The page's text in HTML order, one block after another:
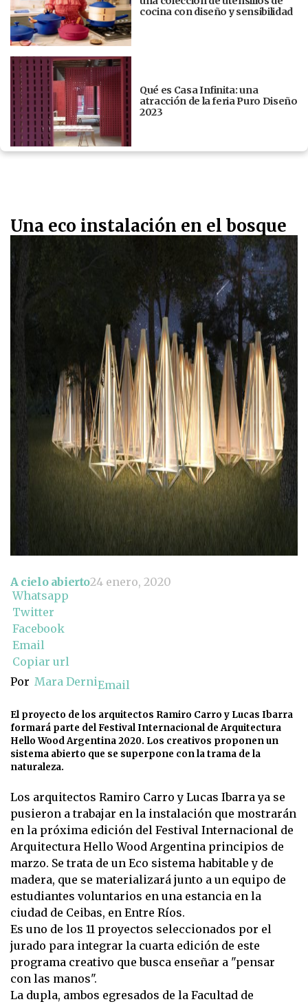
cocina con diseño y sensibilidad
Qué es Casa Infinita: una
atracción de la feria Puro Diseño
2023
Una eco instalación en el bosque
A cielo abierto24 enero, 2020
Whatsapp
Twitter
Facebook
Email
Copiar url
Por Mara DerniEmail
El proyecto de los arquitectos Ramiro Carro y Lucas Ibarra
formará parte del Festival Internacional de Arquitectura
Hello Wood Argentina 2020. Los creativos proponen un
sistema abierto que se superpone con la trama de la
naturaleza.
Los arquitectos Ramiro Carro y Lucas Ibarra ya se
pusieron a trabajar en la instalación que mostrarán
en la próxima edición del Festival Internacional de
Arquitectura Hello Wood Argentina principios de
marzo. Se trata de un Eco sistema habitable y de
madera, que se materializará junto a un equipo de
estudiantes voluntarios en una estancia en la
ciudad de Ceibas, en Entre Ríos.
Es uno de los 11 proyectos seleccionados por el
jurado para integrar la cuarta edición de este
programa creativo que busca enseñar a "pensar
con las manos".
La dupla, ambos egresados de la Facultad de